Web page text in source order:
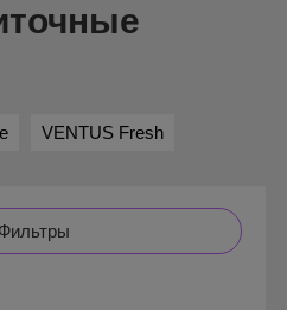
VENTUS Fresh
Фильтры